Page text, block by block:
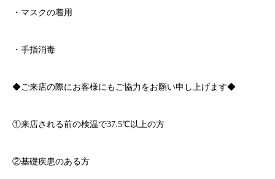
・マスクの着用
・手指消毒
◆ご来店の際にお客様にもご協力をお願い申し上げます◆
①来店される前の検温で37.5℃以上の方
②基礎疾患のある方